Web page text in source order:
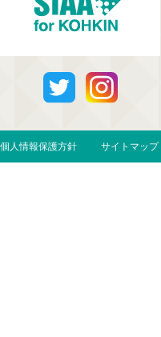
個人情報保護方針 サイトマップ